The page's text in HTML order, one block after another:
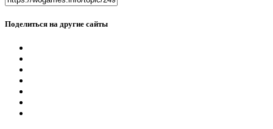
Поделиться на другие сайты